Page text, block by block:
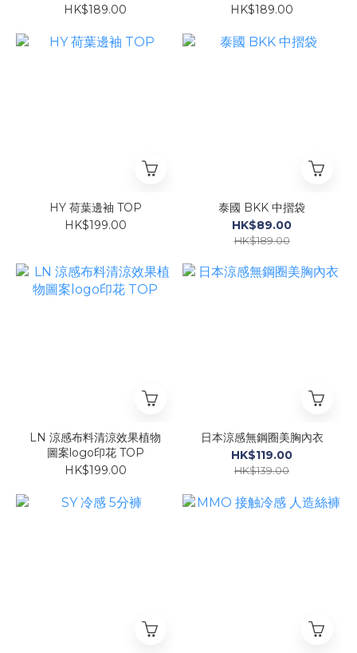
HK$189.00
HK$189.00
HY 荷葉邊袖 TOP
HK$199.00
泰國 BKK 中摺袋
HK$89.00
HK$189.00
LN 涼感布料清涼效果植物
圖案logo印花 TOP
HK$199.00
日本涼感無鋼圈美胸內衣
HK$119.00
HK$139.00